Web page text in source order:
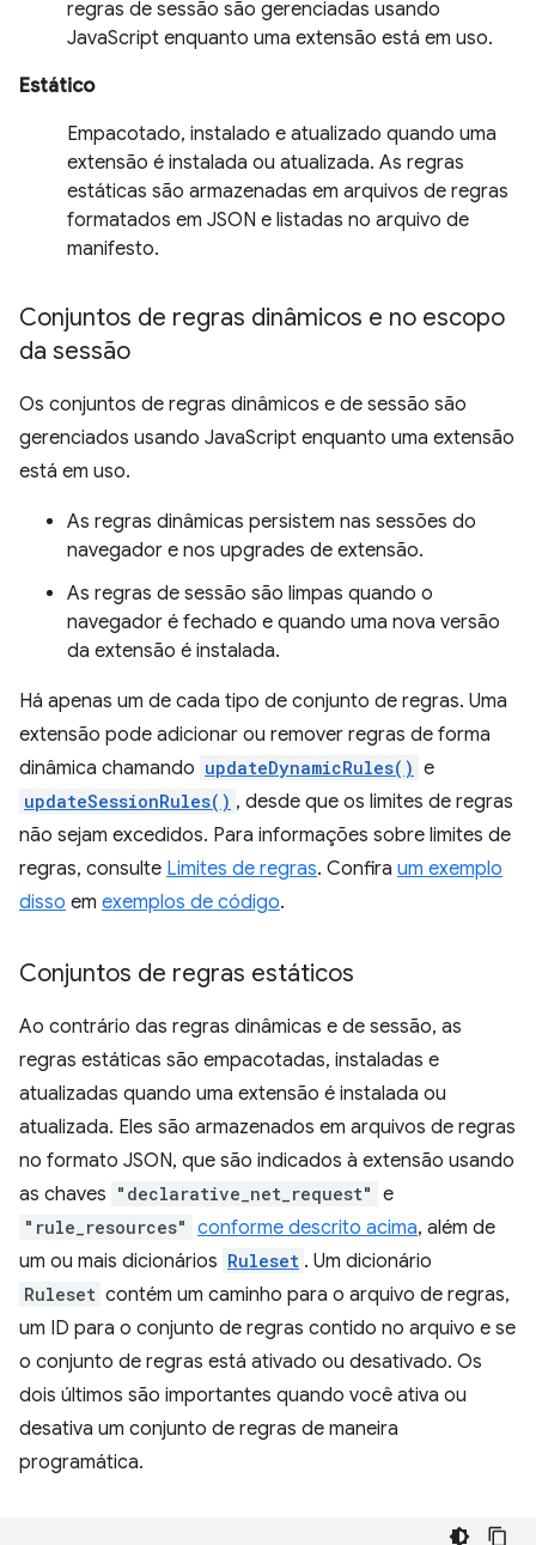
regras de sessão são gerenciadas usando
JavaScript enquanto uma extensão está em uso.
Estático
Empacotado, instalado e atualizado quando uma
extensão é instalada ou atualizada. As regras
estáticas são armazenadas em arquivos de regras
formatados em JSON e listadas no arquivo de
manifesto.
Conjuntos de regras dinâmicos e no escopo
da sessão
Os conjuntos de regras dinâmicos e de sessão são
gerenciados usando JavaScript enquanto uma extensão
está em uso.
As regras dinâmicas persistem nas sessões do
navegador e nos upgrades de extensão.
As regras de sessão são limpas quando o
navegador é fechado e quando uma nova versão
da extensão é instalada.
Há apenas um de cada tipo de conjunto de regras. Uma
extensão pode adicionar ou remover regras de forma
dinâmica chamando updateDynamicRules() e
updateSessionRules() , desde que os limites de regras
não sejam excedidos. Para informações sobre limites de
regras, consulte Limites de regras. Confira um exemplo
disso em exemplos de código.
Conjuntos de regras estáticos
Ao contrário das regras dinâmicas e de sessão, as
regras estáticas são empacotadas, instaladas e
atualizadas quando uma extensão é instalada ou
atualizada. Eles são armazenados em arquivos de regras
no formato JSON, que são indicados à extensão usando
as chaves "declarative_net_request" e
"rule_resources" conforme descrito acima, além de
um ou mais dicionários Ruleset . Um dicionário
Ruleset contém um caminho para o arquivo de regras,
um ID para o conjunto de regras contido no arquivo e se
o conjunto de regras está ativado ou desativado. Os
dois últimos são importantes quando você ativa ou
desativa um conjunto de regras de maneira
programática.